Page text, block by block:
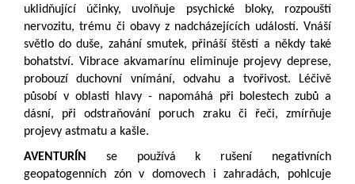
uklidňující účinky, uvolňuje psychické bloky, rozpouští
nervozitu, trému či obavy z nadcházejících událostí. Vnáší
světlo do duše, zahání smutek, přináší štěstí a někdy také
bohatství. Vibrace akvamarínu eliminuje projevy deprese,
probouzí duchovní vnímání, odvahu a tvořivost. Léčivě
působí v oblasti hlavy - napomáhá při bolestech zubů a
dásní, při odstraňování poruch zraku či řeči, zmírňuje
projevy astmatu a kašle.
AVENTURÍN
se používá k rušení negativních
geopatogenních zón v domovech i zahradách, pohlcuje